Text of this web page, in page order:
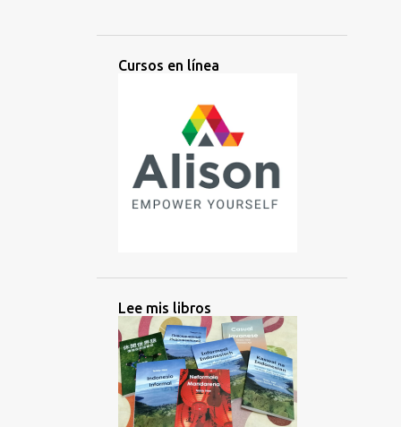
APRENDIZAJE
ARTES
ASIA ASIA CENTRAL
ASIA DEL SUR ASIA ORIENTAL
AZERBAIYÁN BACHATA BALI
BALINÉS BANGLADESH BASICOS
BATAK BATAN BATANES
BAYBAYIN BELICE BELICEÑO
Cursos en línea
Lee mis libros